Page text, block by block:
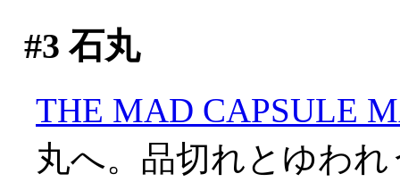
#3 石丸
THE MAD CAPSULE
丸へ。品切れとゆわ